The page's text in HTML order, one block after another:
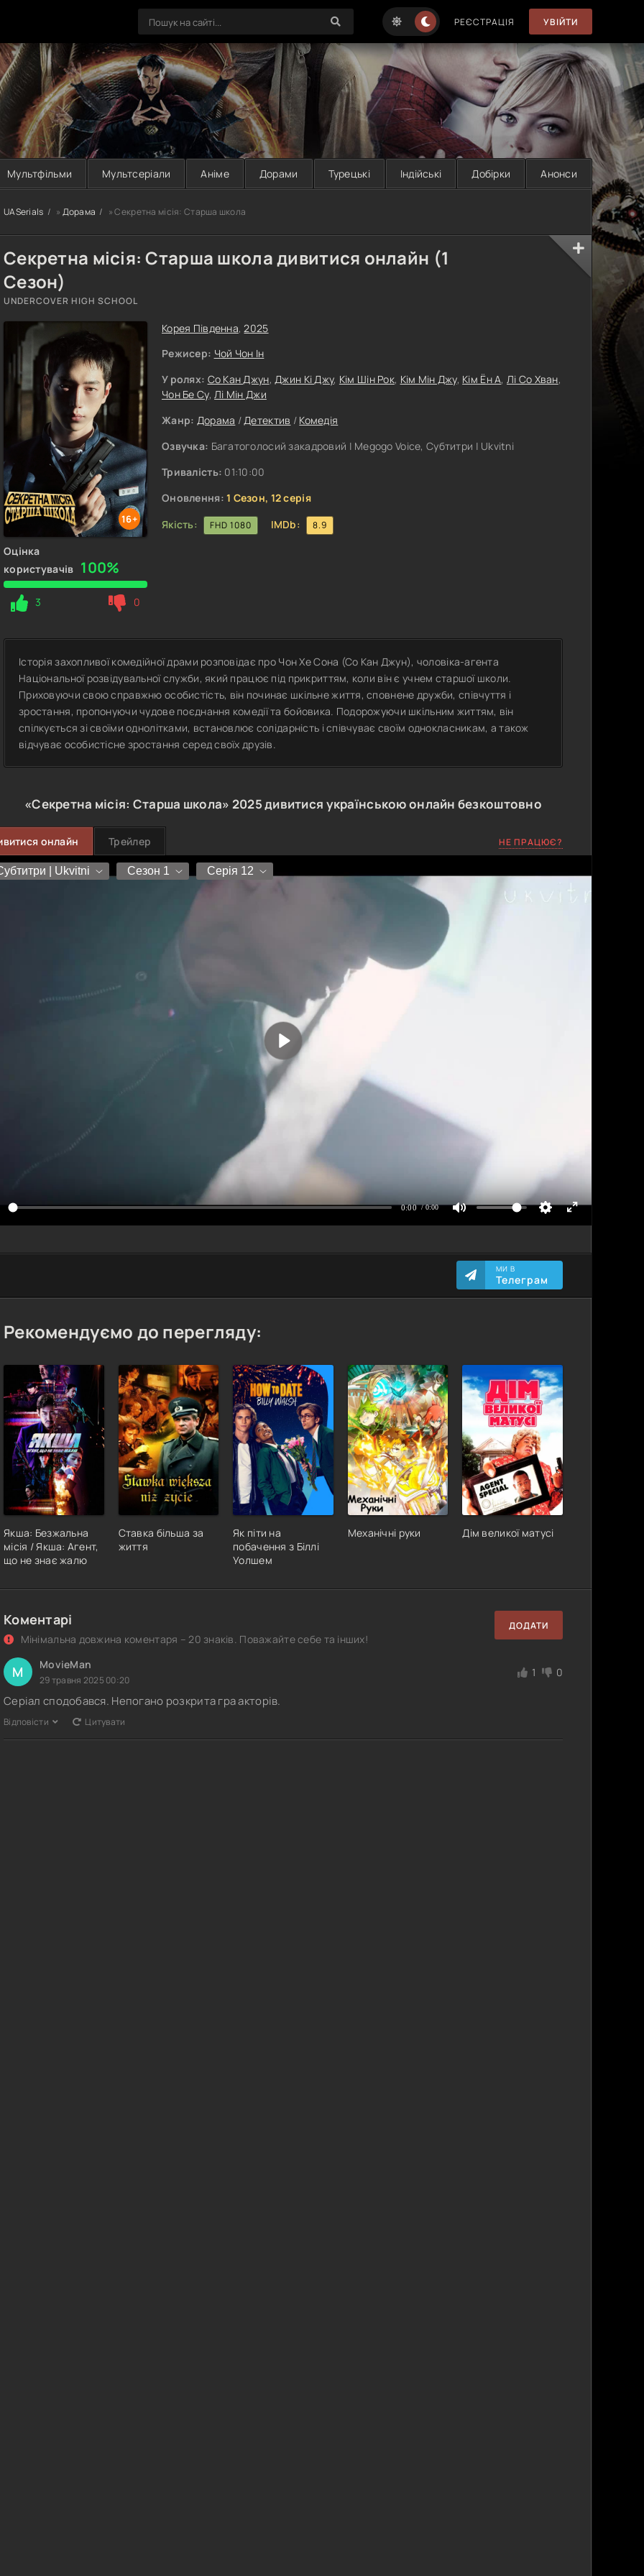
РЕЄСТРАЦІЯ УВІЙТИ
Мультфільми Мультсеріали Аніме Дорами Турецькі Індійські Добірки Анонси
UASerials » Дорама » Секретна місія: Старша школа
Секретна місія: Старша школа дивитися онлайн (1
Сезон)
UNDERCOVER HIGH SCHOOL
16+
Оцінка
користувачів 100%
3 0
Корея Південна,2025
Режисер: Чой Чон Ін
У ролях: Со Кан Джун,Джин Кі Джу, Кім Шін Рок, Кім Мін Джу, Кім Ён А, Лі Со Хван,
Чон Бе Су,Лі Мін Джи
Жанр: Дорама /Детектив / Комедія
Озвучка: Багатоголосий закадровий | Megogo Voice, Субтитри | Ukvitni
Тривалість: 01:10:00
Оновлення: 1 Сезон, 12 серія
Якість:
FHD 1080 IMDb: 8.9
Історія захопливої комедійної драми розповідає про Чон Хе Сона (Со Кан Джун), чоловіка-агента
Національної розвідувальної служби, який працює під прикриттям, коли він є учнем старшої школи.
Приховуючи свою справжню особистість, він починає шкільне життя, сповнене дружби, співчуття і
зростання, пропонуючи чудове поєднання комедії та бойовика. Подорожуючи шкільним життям, він
спілкується зі своїми однолітками, встановлює солідарність і співчуває своїм однокласникам, а також
відчуває особистісне зростання серед своїх друзів.
«Секретна місія: Старша школа» 2025дивитися українською онлайн безкоштовно
онлайн Трейлер НЕ ПРАЦЮЄ?
МИ В
Телеграм
Рекомендуємо до перегляду:
Якша: Безжальна
місія / Якша: Агент,
що не знає жалю
Ставка більша за
життя
Як піти на
побачення з Біллі
Уолшем
Механічні руки Дім великої матусі
Коментарі
Мінімальна довжина коментаря – 20 знаків. Поважайте себе та інших!
ДОДАТИ
M MovieMan
29 травня 2025 00:20
1 0
Серіал сподобався. Непогано розкрита гра акторів.
Відповісти Цитувати